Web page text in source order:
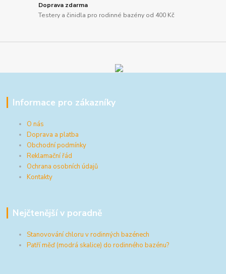
Doprava zdarma
Testery a činidla pro rodinné bazény od 400 Kč
Informace pro zákazníky
O nás
Doprava a platba
Obchodní podmínky
Reklamační řád
Ochrana osobních údajů
Kontakty
Nejčtenější v poradně
Stanovování chloru v rodinných bazénech
Patří měď (modrá skalice) do rodinného bazénu?